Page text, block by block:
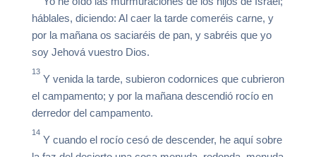
háblales, diciendo: Al caer la tarde comeréis carne, y
por la mañana os saciaréis de pan, y sabréis que yo
soy Jehová vuestro Dios.
13
Y venida la tarde, subieron codornices que cubrieron
el campamento; y por la mañana descendió rocío en
derredor del campamento.
14
Y cuando el rocío cesó de descender, he aquí sobre